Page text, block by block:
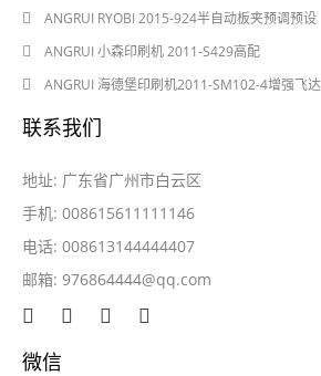
ANGRUI RYOBI 2015-924半自动板夹预调预设
ANGRUI 小森印刷机 2011-S429高配
ANGRUI 海德堡印刷机2011-SM102-4增强飞达
联系我们
地址: 广东省广州市白云区
手机: 008615611111146
电话: 008613144444407
邮箱: 976864444@qq.com
微信